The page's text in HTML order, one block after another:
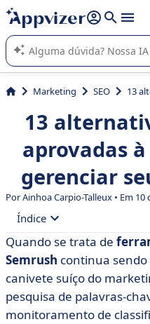
de nossa IA (várias linhas com
A IA do Appvizer o orienta no
SaaS para sua empresa.
Marketing SEO
13
aprovadas
gerenciar
Por Ainhoa Carpio-Talleux • Em
Índice
• O que é a Semrush?
• Por que considerar uma
• As 13 melhores
SEO
Quando se trata de
Semrush continua
canivete suíço do
pesquisa de palavras-
monitoramento de